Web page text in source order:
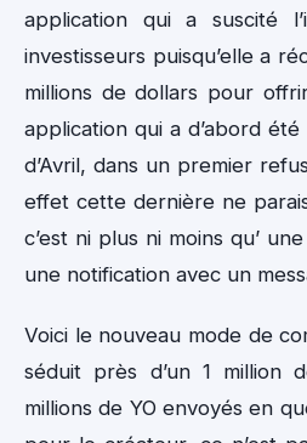
application qui a suscité
investisseurs puisqu’elle a
millions de dollars pour
application qui a d’abord
d’Avril, dans un premier
effet cette dernière ne
c’est ni plus ni moins qu’
une notification avec un
Voici le nouveau mode de
séduit près d’un 1 million
millions de YO envoyés en